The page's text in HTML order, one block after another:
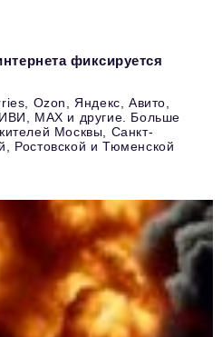
фиксируется
Ozon, Яндекс, Авито,
MAX и другие. Больше
Москвы, Санкт-
Ростовской и Тюменской